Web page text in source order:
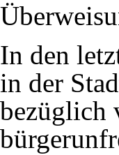
In den
in der
bezüglich